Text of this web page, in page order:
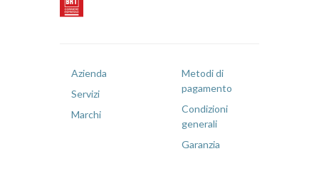
Azienda
Servizi
Marchi
Metodi di
pagamento
Condizioni
generali
Garanzia